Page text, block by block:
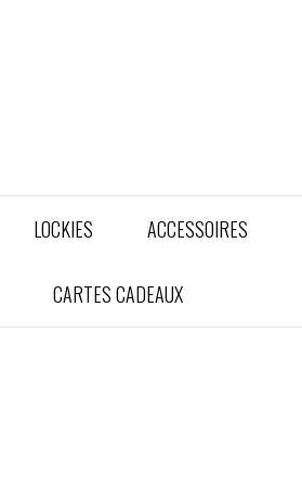
LOCKIES ACCESSOIRES
CARTES CADEAUX